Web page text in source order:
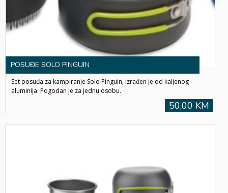
POSUĐE SOLO PINGUIN
Set posuđa za kampiranje Solo Pinguin, izrađen je od kaljenog
aluminija. Pogodan je za jednu osobu.
50,00 KM